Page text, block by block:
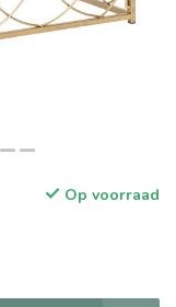
Op voorraad